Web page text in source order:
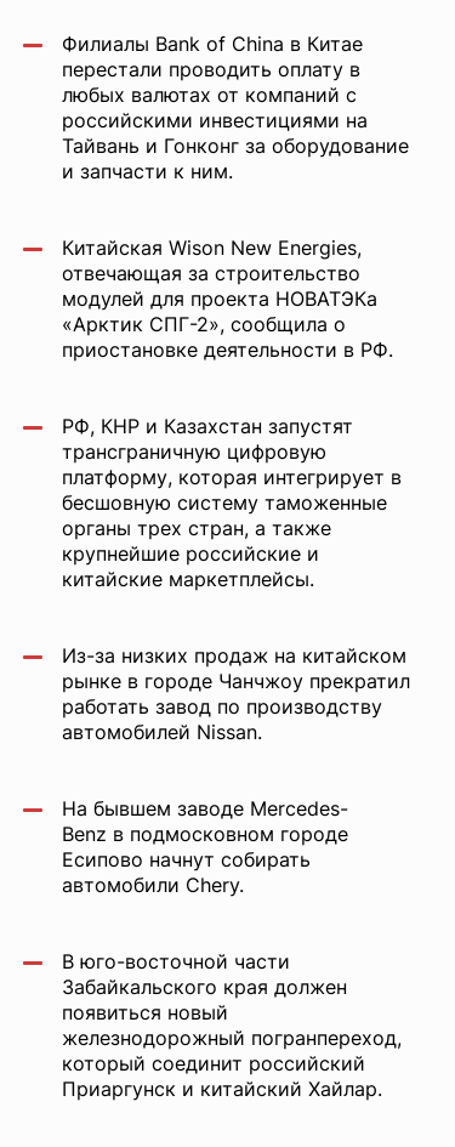
новый
пункт
пропуска
Филиалы Bank of China в Китае
перестали проводить оплату в
любых валютах от компаний с
российскими инвестициями на
Тайвань и Гонконг за оборудование
и запчасти к ним.
Китайская Wison New Energies,
отвечающая за строительство
модулей для проекта НОВАТЭКа
«Арктик СПГ-2», сообщила о
приостановке деятельности в РФ.
РФ, КНР и Казахстан запустят
трансграничную цифровую
платформу, которая интегрирует в
бесшовную систему таможенные
органы трех стран, а также
крупнейшие российские и
китайские маркетплейсы.
Из-за низких продаж на китайском
рынке в городе Чанчжоу прекратил
работать завод по производству
автомобилей Nissan.
На бывшем заводе Mercedes-
Benz в подмосковном городе
Есипово начнут собирать
автомобили Chery.
В юго-восточной части
Забайкальского края должен
появиться новый
железнодорожный погранпереход,
который соединит российский
Приаргунск и китайский Хайлар.